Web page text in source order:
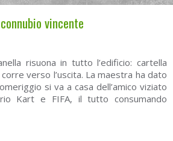
vincente
risuona in tutto l’edificio: cartella
verso l’uscita. La maestra ha dato
si va a casa dell’amico viziato
Kart e FIFA, il tutto consumando